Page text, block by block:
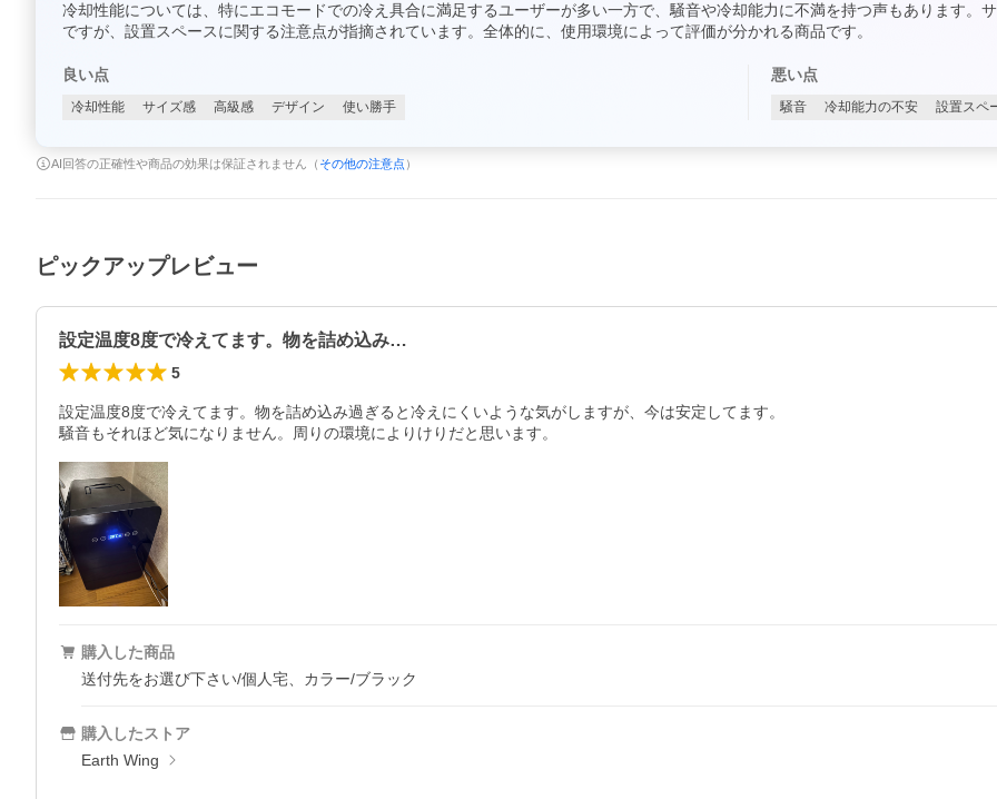
冷却性能については、特にエコモードでの冷え具合に満足するユーザーが多い一方で、騒音や冷却能力に不満を持つ声もあります。
ですが、設置スペースに関する注意点が指摘されています。全体的に、使用環境によって評価が分かれる商品です。
良い点
冷却性能 サイズ感 高級感 デザイン 使い勝手
悪い点
騒音 冷却能力の不安 設置スペ
AI回答の正確性や商品の効果は保証されません（ その他の注意点 ）
ピックアップレビュー
設定温度8度で冷えてます。物を詰め込み…
5
設定温度8度で冷えてます。物を詰め込み過ぎると冷えにくいような気がしますが、今は安定してます。
騒音もそれほど気になりません。周りの環境によりけりだと思います。
購入した商品
送付先をお選び下さい/個人宅、カラー/ブラック
購入したストア
Earth Wing